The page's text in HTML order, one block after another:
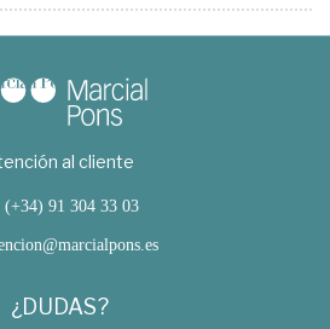
al cliente
(+34) 91 304 33 03
¿DUDAS?